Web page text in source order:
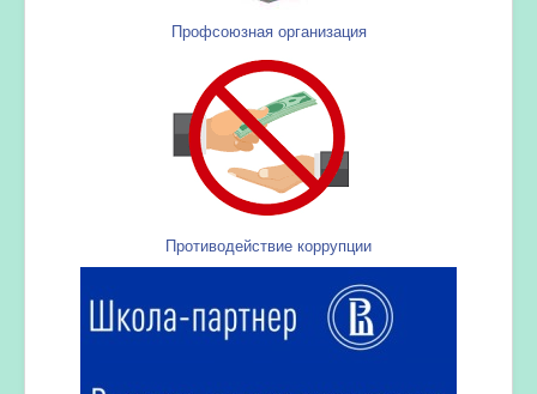
Профсоюзная организация
Противодействие коррупции